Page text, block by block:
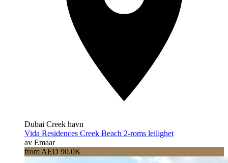
Dubai Creek havn
Vida Residences Creek Beach 2-roms leilighet
av Emaar
from AED 90.0K